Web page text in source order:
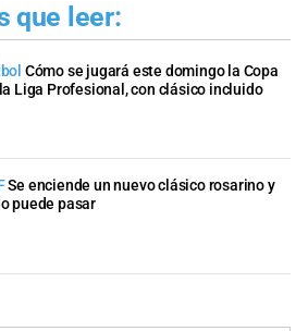
que leer:
Cómo se jugará este domingo la Copa
Liga Profesional, con clásico incluido
Se enciende un nuevo clásico rosarino y
puede pasar